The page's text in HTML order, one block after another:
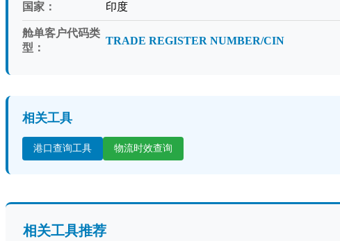
国家： 印度
舱单客户代码类
型：
TRADE REGISTER NUMBER/CIN
相关工具
港口查询工具 物流时效查询
相关工具推荐